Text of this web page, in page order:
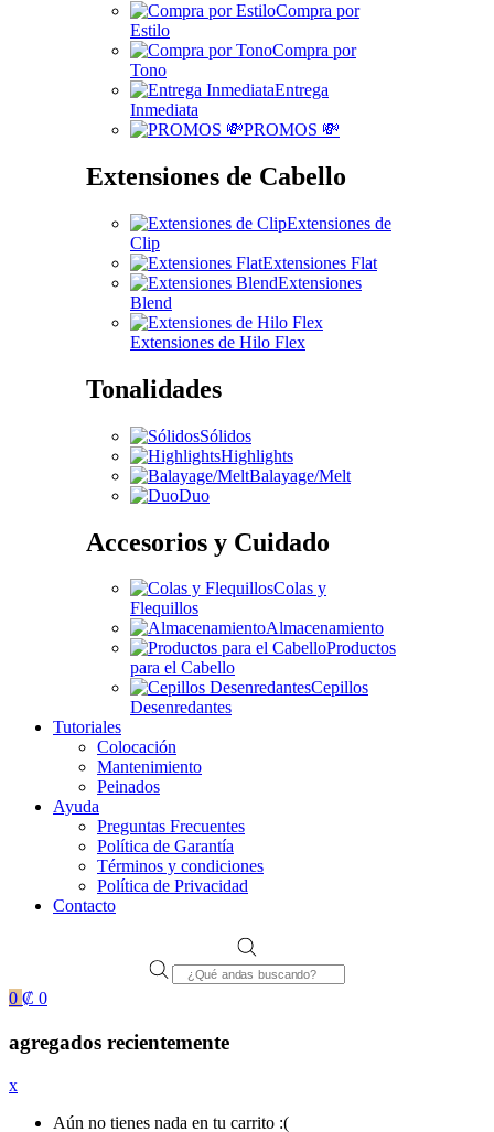
Compra por
Estilo
Compra por
Tono
Entrega
Inmediata
PROMOS 💸
Extensiones de Cabello
Extensiones de
Clip
Extensiones Flat
Extensiones
Blend
Extensiones de Hilo Flex
Tonalidades
Sólidos
Highlights
Balayage/Melt
Duo
Accesorios y Cuidado
Colas y
Flequillos
Almacenamiento
Productos
para el Cabello
Cepillos
Desenredantes
Tutoriales
Colocación
Mantenimiento
Peinados
Ayuda
Preguntas Frecuentes
Política de Garantía
Términos y condiciones
Política de Privacidad
Contacto
Products
search
0 ₡ 0
agregados recientemente
x
Aún no tienes nada en tu carrito :(